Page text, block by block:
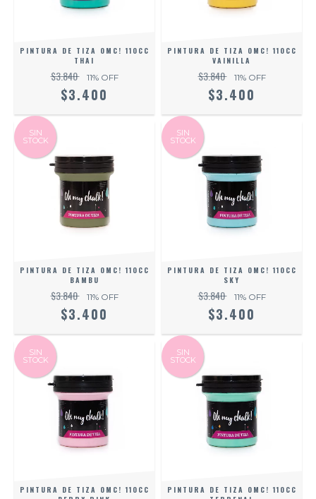
PINTURA DE TIZA OMC! 110CC
THAI
$3.840 11% OFF
$3.400
PINTURA DE TIZA OMC! 110CC
VAINILLA
$3.840 11% OFF
$3.400
SIN
STOCK
PINTURA DE TIZA OMC! 110CC
BAMBU
$3.840 11% OFF
$3.400
SIN
STOCK
PINTURA DE TIZA OMC! 110CC
SKY
$3.840 11% OFF
$3.400
SIN
STOCK
PINTURA DE TIZA OMC! 110CC
SIN
STOCK
PINTURA DE TIZA OMC! 110CC